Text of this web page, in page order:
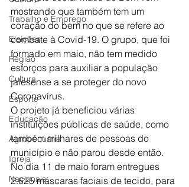
Trabalho e Emprego
Eleições
Região
Cultura
Esporte
Educação
Agropecuária
Igreja
Nacionais
mostrando que também tem um
coração do bem no que se refere ao
combate à Covid-19. O grupo, que foi
formado em maio, não tem medido
esforços para auxiliar a população
jalesense a se proteger do novo
Coronavírus.
O projeto já beneficiou várias
instituições públicas de saúde, como
também milhares de pessoas do
município e não parou desde então.
No dia 11 de maio foram entregues
2.625 máscaras faciais de tecido, para